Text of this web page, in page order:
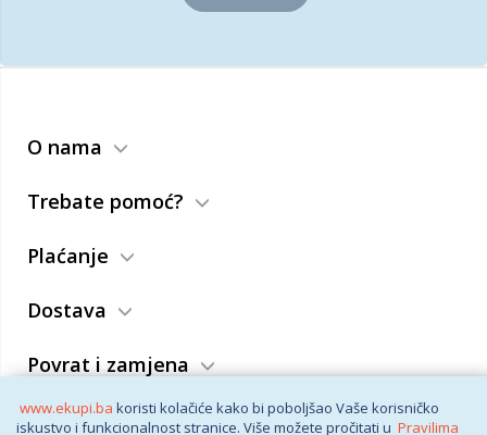
www.ekupi.ba koristi kolačiće kako bi poboljšao Vaše korisničko
iskustvo i funkcionalnost stranice. Više možete pročitati u Pravilima
O nama
Trebate pomoć?
Plaćanje
Dostava
Povrat i zamjena
Opći uslovi